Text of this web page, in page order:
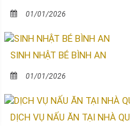
01/01/2026
SINH NHẬT BÉ BÌNH AN
01/01/2026
DỊCH VỤ NẤU ĂN TẠI NHÀ